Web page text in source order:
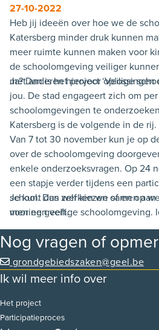
27-10-2022
Heb jij ideeën over hoe we de
Katersberg minder druk kunnen
meer ruimte kunnen maken voor
de schoolomgeving veiliger
met anderen hiervoor oplossingen
Ja? Dan is het project ‘Veilige
jou. De stad engageert zich om
schoolomgevingen te
Katersberg is de volgende in de rij.
Van 7 tot 30 november kun je op
over de schoolomgeving
enkele onderzoeksvragen. Op 24
een stapje verder tijdens een
school. Dan werken we samen
voor een veilige schoolomgeving.
vanaf 19 uur, de participatieavond
Je moet je wel inschrijven via
www.geel.be/participatieavond-
tot 20 november. Buurtbewoners
zijn ook welkom op de
inschrijven via bovenstaande
Je kunt dus zelf kiezen of en op
mening geeft.
Nog vragen of
grondgebiedszaken@geel.be
Ik wil meer info over
Het project
Participatieproces